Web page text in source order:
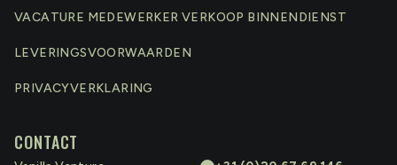
VACATURE MEDEWERKER VERKOOP BINNENDIENST
LEVERINGSVOORWAARDEN
PRIVACYVERKLARING
CONTACT